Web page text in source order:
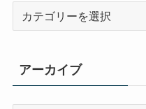
ー
アーカイブ